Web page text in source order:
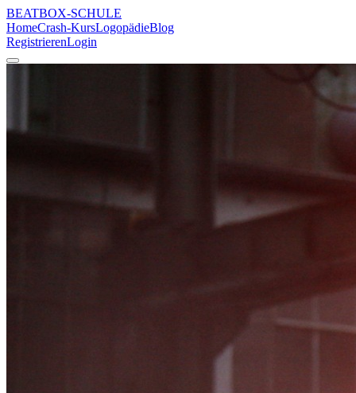
BEATBOX-SCHULE
HomeCrash-KursLogopädieBlog
RegistrierenLogin